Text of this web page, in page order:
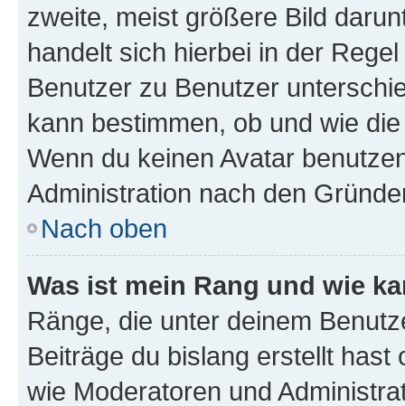
zweite, meist größere Bild
handelt sich hierbei in der
Benutzer zu Benutzer
kann bestimmen, ob und wie
Wenn du keinen Avatar
Administration nach den
Nach oben
Was ist mein Rang und wie
Ränge, die unter deinem
Beiträge du bislang erstellt
wie Moderatoren und